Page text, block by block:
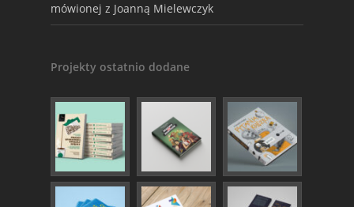
mówionej z Joanną Mielewczyk
Projekty ostatnio dodane